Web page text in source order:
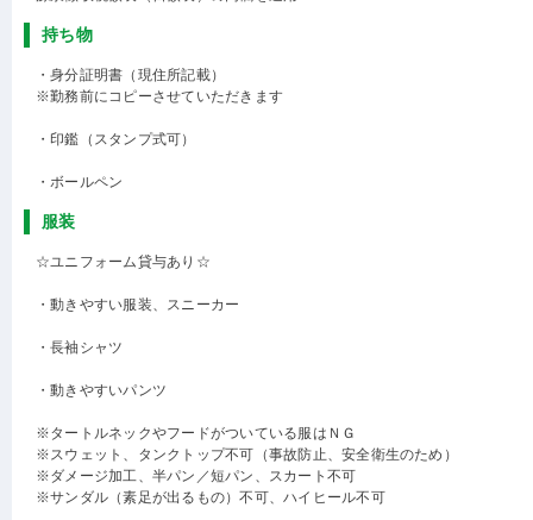
持ち物
・身分証明書（現住所記載）
※勤務前にコピーさせていただきます
・印鑑（スタンプ式可）
・ボールペン
服装
☆ユニフォーム貸与あり☆
・動きやすい服装、スニーカー
・長袖シャツ
・動きやすいパンツ
※タートルネックやフードがついている服はＮＧ
※スウェット、タンクトップ不可（事故防止、安全衛生のため）
※ダメージ加工、半パン／短パン、スカート不可
※サンダル（素足が出るもの）不可、ハイヒール不可